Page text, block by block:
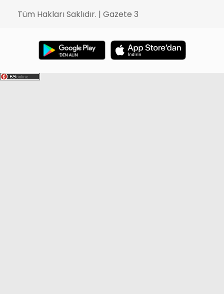
Tüm Hakları Saklıdır. | Gazete 3